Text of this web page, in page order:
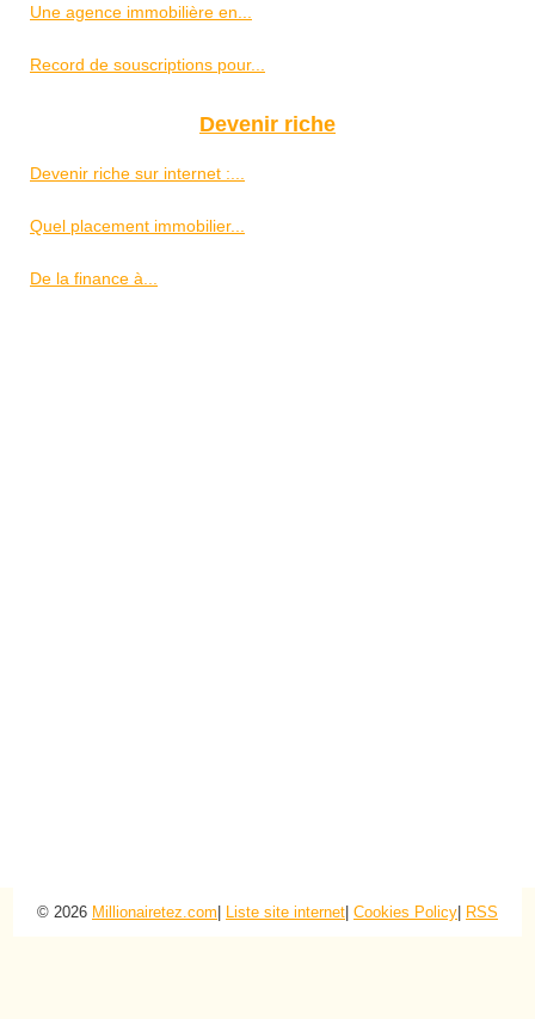
Une agence immobilière en...
Record de souscriptions pour...
Devenir riche
Devenir riche sur internet :...
Quel placement immobilier...
De la finance à...
© 2026 Millionairetez.com Liste site internet Cookies Policy RSS